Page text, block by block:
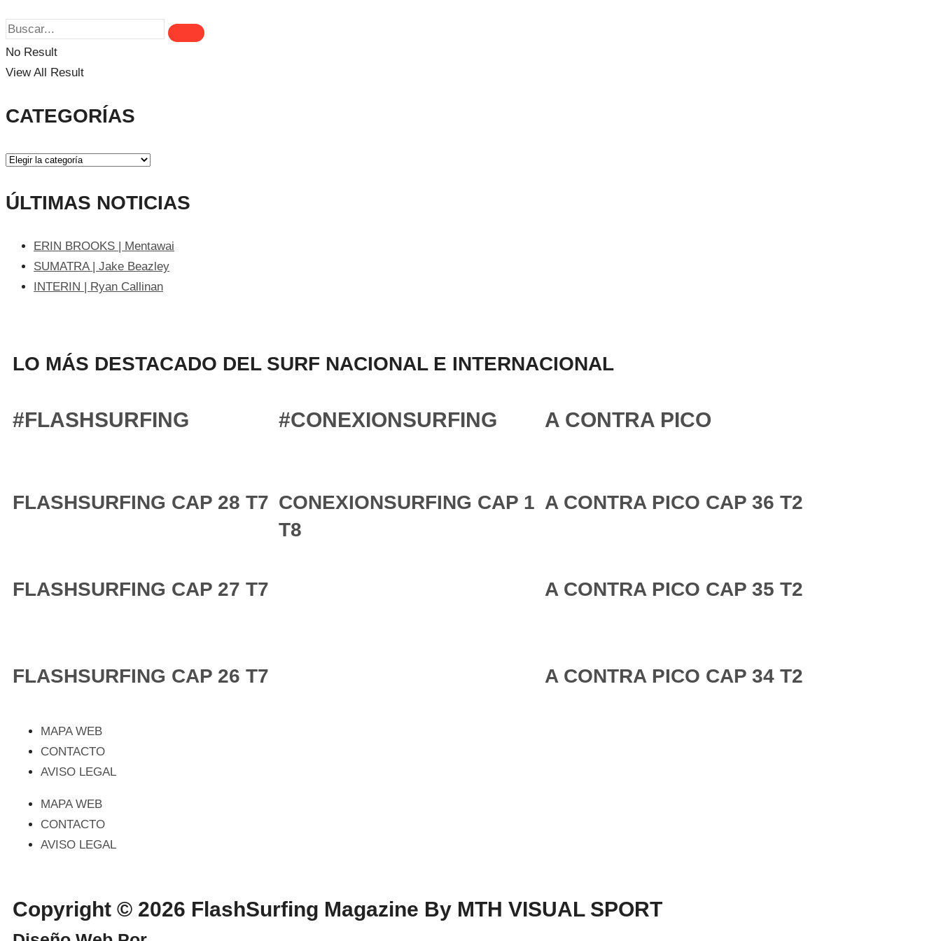
No Result
View All Result
CATEGORÍAS
ÚLTIMAS NOTICIAS
ERIN BROOKS | Mentawai
SUMATRA | Jake Beazley
INTERIN | Ryan Callinan
LO MÁS DESTACADO DEL SURF NACIONAL E INTERNACIONAL
#FLASHSURFING
FLASHSURFING CAP 28 T7
FLASHSURFING CAP 27 T7
FLASHSURFING CAP 26 T7
#CONEXIONSURFING
CONEXIONSURFING CAP 1
T8
A CONTRA PICO
A CONTRA PICO CAP 36 T2
A CONTRA PICO CAP 35 T2
A CONTRA PICO CAP 34 T2
MAPA WEB
CONTACTO
AVISO LEGAL
MAPA WEB
CONTACTO
AVISO LEGAL
Copyright © 2026 FlashSurfing Magazine By MTH VISUAL SPORT